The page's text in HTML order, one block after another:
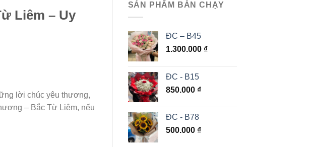
Liêm – Uy
lời chúc yêu thương,
– Bắc Từ Liêm, nếu
SẢN PHẨM BÁN CHẠY
ĐC – B45
1.300.000 ₫
ĐC - B15
850.000 ₫
ĐC - B78
500.000 ₫